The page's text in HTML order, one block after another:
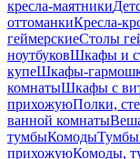
кресла-маятники
оттоманкиКресла-
геймерскиеСтолы
ноутбуковШкафы и
купеШкафы-
комнатыШкафы с
прихожуюПолки,
ванной комнаты
тумбыКомодыТумбы
прихожуюКомоды,